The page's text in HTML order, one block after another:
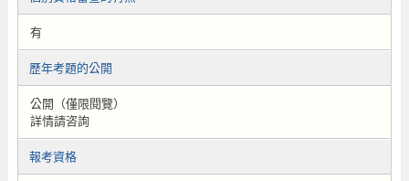
有
歷年考題的公開
公開（僅限閱覽）
詳情請咨詢
報考資格